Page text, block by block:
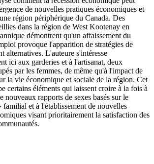
de nouvelles pratiques économiques et
région périphérique du Canada. Des
dans la région de West Kootenay en
démontrent qu'un affaissement du
provoque l'apparition de stratégies de
alternatives. L'auteure s'intéresse
ici aux garderies et à l'artisanat, deux
par les femmes, de même qu'à l'impact de
la vie économique et sociale de la région. Cet
certains éléments qui laissent croire à la fois à
nouveaux rapports de sexes basés sur le
familial et à l'établissement de nouvelles
visant prioritairement la satisfaction des